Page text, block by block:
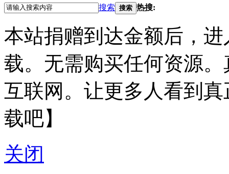
搜索 搜索 热搜:
本站捐赠到达金额后，
载。无需购买任何资源
互联网。让更多人看到
载吧】
关闭